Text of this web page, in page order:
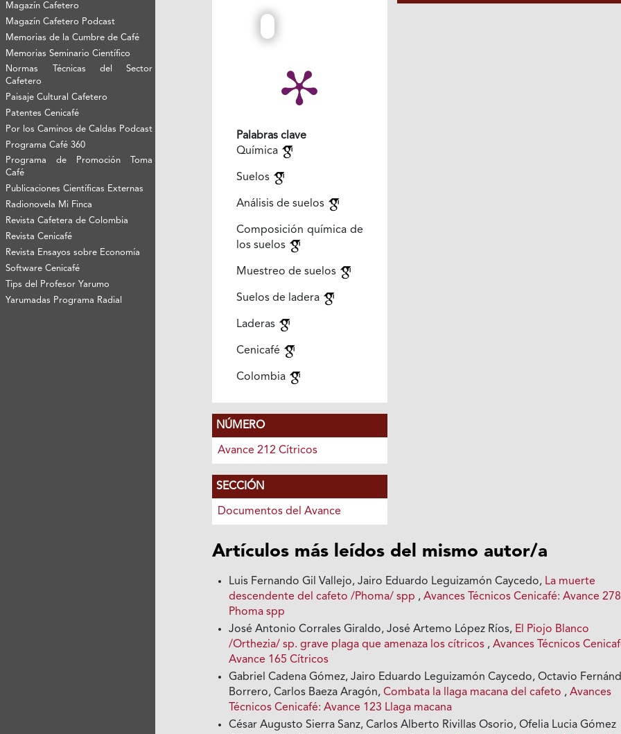
Magazín Cafetero
Magazín Cafetero Podcast
Memorias de la Cumbre de Café
Memorias Seminario Científico
Normas Técnicas del Sector
Cafetero
Paisaje Cultural Cafetero
Patentes Cenicafé
Por los Caminos de Caldas Podcast
Programa Café 360
Programa de Promoción Toma
Café
Publicaciones Científicas Externas
Radionovela Mi Finca
Revista Cafetera de Colombia
Revista Cenicafé
Revista Ensayos sobre Economía
Software Cenicafé
Tips del Profesor Yarumo
Yarumadas Programa Radial
Palabras clave
Química
Suelos
Análisis de suelos
Composición química de
los suelos
Muestreo de suelos
Suelos de ladera
Laderas
Cenicafé
Colombia
NÚMERO
Avance 212 Cítricos
SECCIÓN
Documentos del Avance
Artículos más leídos del mismo autor/a
Luis Fernando Gil Vallejo, Jairo Eduardo Leguizamón Caycedo, La muerte
descendente del cafeto /Phoma/ spp ,Avances Técnicos Cenicafé: Avance 278
Phoma spp
José Antonio Corrales Giraldo, José Artemo López Ríos, El Piojo Blanco
/Orthezia/ sp. grave plaga que amenaza los cítricos ,Avances Técnicos
Avance 165 Cítricos
Gabriel Cadena Gómez, Jairo Eduardo Leguizamón Caycedo, Octavio
Borrero, Carlos Baeza Aragón,Combata la llaga macana del cafeto ,Avances
Técnicos Cenicafé: Avance 123 Llaga macana
César Augusto Sierra Sanz, Carlos Alberto Rivillas Osorio, Ofelia Lucia Gómez